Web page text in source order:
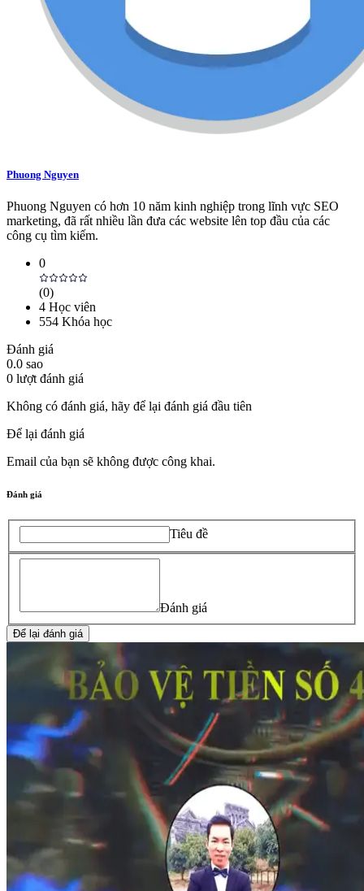
Phuong Nguyen
Phuong Nguyen có hơn 10 năm kinh nghiệp trong lĩnh vực SEO
marketing, đã rất nhiều lần đưa các website lên top đầu của các
công cụ tìm kiếm.
0
(0)
4 Học viên
554 Khóa học
Đánh giá
0.0 sao
0 lượt đánh giá
Không có đánh giá, hãy để lại đánh giá đầu tiên
Để lại đánh giá
Email của bạn sẽ không được công khai.
Đánh giá
Tiêu đề
Đánh giá
Để lại đánh giá